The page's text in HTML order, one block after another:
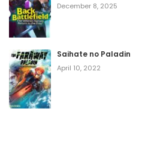
December 8, 2025
Saihate no Paladin
April 10, 2022